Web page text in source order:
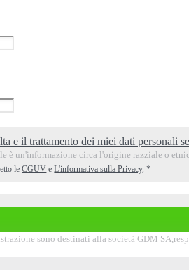
e il trattamento dei miei dati personali
è un'informazione circa l'origine razziale o
leCGUV eL'informativa sulla Privacy.*
sono destinati alla società GDM